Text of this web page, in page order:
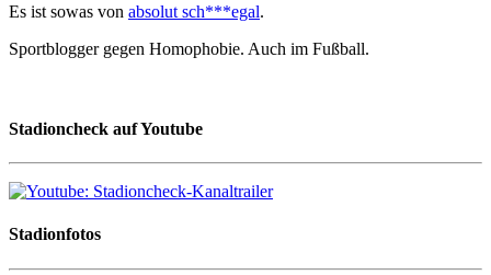
Es ist sowas von absolut sch***egal.
Sportblogger gegen Homophobie. Auch im Fußball.
Stadioncheck auf Youtube
Stadionfotos